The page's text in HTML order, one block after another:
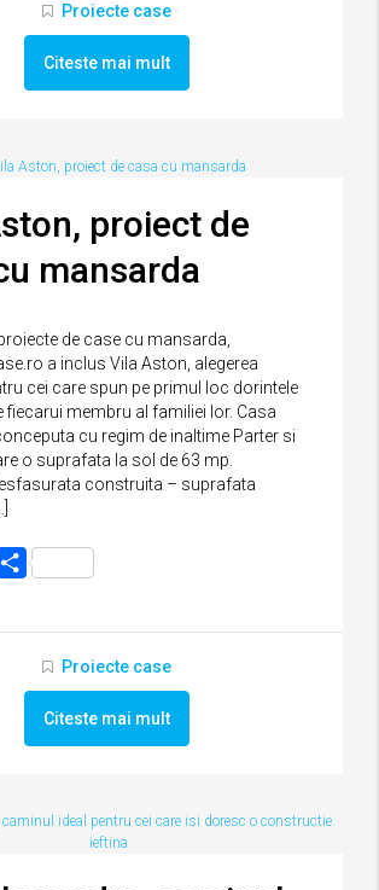
Proiecte case
Citeste mai mult
proiect de
mansarda
de case cu mansarda,
a inclus Vila Aston, alegerea
cei care spun pe primul loc dorintele
fiecarui membru al familiei lor. Casa
cu regim de inaltime Parter si
o suprafata la sol de 63 mp.
construita – suprafata
Partajează
Proiecte case
Citeste mai mult